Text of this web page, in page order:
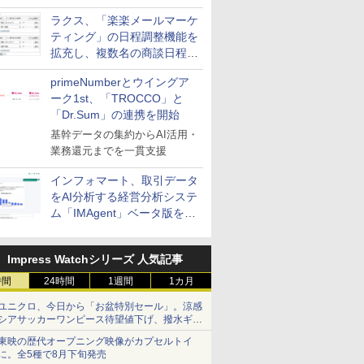
送信防止アドインサービス」
を提供
ラクス、「楽楽メールマーケ
ティング」の日程調整機能を
拡充し、複数名の商談日程調
整を効率化
primeNumberとウイングア
ーク1st、「TROCCO」と
「Dr.Sum」の連携を開始
基幹データの集約からAI活用・
業務還元までを一貫支援
インフォマート、取引データ
をAI分析する経営分析システ
ム「IMAgent」ベータ版を提
Impress Watchシリーズ 人気記事
24時間 1週間 1カ月
ニクロ、今日から「お盆特別セール」。涼感
アサッカーワンピース待望値下げ、撥水ギア
ョーツは1990円に
映の歴代オープニング映像がカプセルトイ
。全5種で8月下旬発売